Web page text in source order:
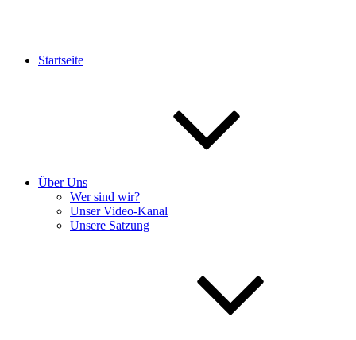
Startseite
Über Uns
Wer sind wir?
Unser Video-Kanal
Unsere Satzung